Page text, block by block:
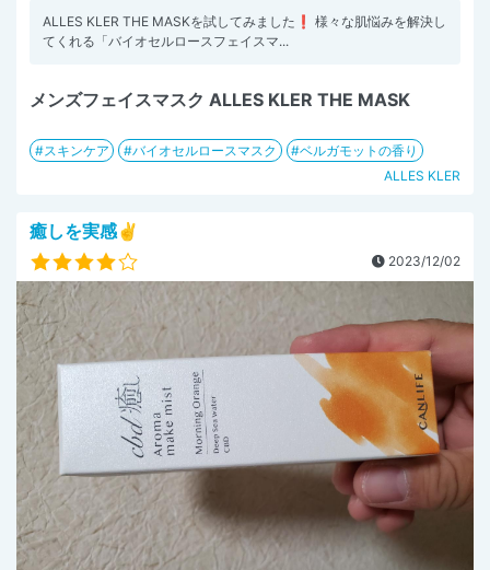
ALLES KLER THE MASKを試してみました❗ 様々な肌悩みを解決し
てくれる「バイオセルロースフェイスマ...
メンズフェイスマスク ALLES KLER THE MASK
スキンケア バイオセルロースマスク
ベルガモットの香り
ALLES KLER
癒しを実感✌️
2023/12/02